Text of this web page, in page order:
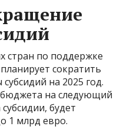
стран по поддержке
сократить
на 2025 год.
на следующий
будет
1 млрд евро.